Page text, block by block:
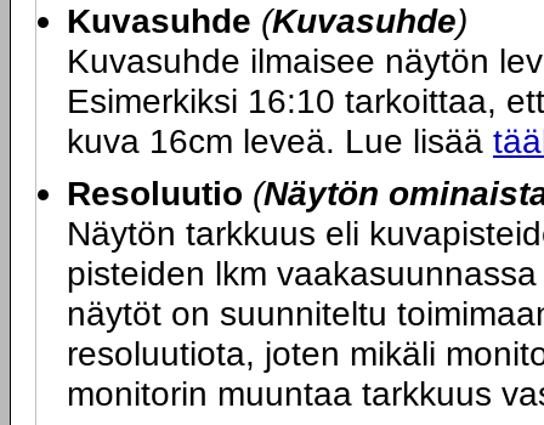
Kuvasuhde (Kuvasuhde)
Kuvasuhde ilmaisee näytön
Esimerkiksi 16:10 tarkoittaa,
kuva 16cm leveä. Lue lisää
Resoluutio (Näytön
Näytön tarkkuus eli
pisteiden lkm
näytöt on suunniteltu
resoluutiota, joten mikäli
monitorin muuntaa tarkkuus